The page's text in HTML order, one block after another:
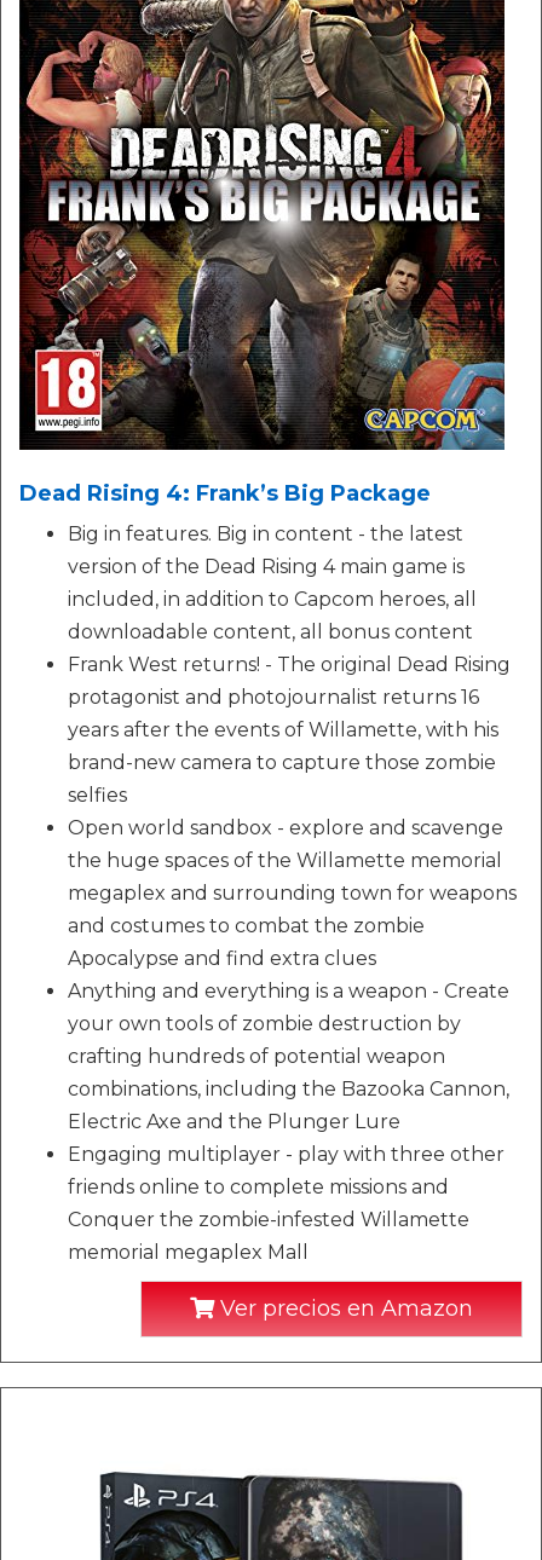
Dead Rising 4: Frank’s Big Package
Big in features. Big in content - the latest
version of the Dead Rising 4 main game is
included, in addition to Capcom heroes, all
downloadable content, all bonus content
Frank West returns! - The original Dead Rising
protagonist and photojournalist returns 16
years after the events of Willamette, with his
brand-new camera to capture those zombie
selfies
Open world sandbox - explore and scavenge
the huge spaces of the Willamette memorial
megaplex and surrounding town for weapons
and costumes to combat the zombie
Apocalypse and find extra clues
Anything and everything is a weapon - Create
your own tools of zombie destruction by
crafting hundreds of potential weapon
combinations, including the Bazooka Cannon,
Electric Axe and the Plunger Lure
Engaging multiplayer - play with three other
friends online to complete missions and
Conquer the zombie-infested Willamette
memorial megaplex Mall
Ver precios en Amazon